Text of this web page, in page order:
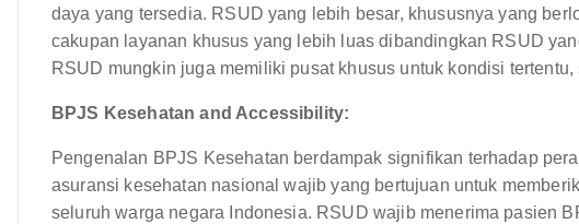
daya yang tersedia. RSUD yang lebih besar, khususnya yang
cakupan layanan khusus yang lebih luas dibandingkan RSUD
RSUD mungkin juga memiliki pusat khusus untuk kondisi
BPJS Kesehatan and Accessibility:
Pengenalan BPJS Kesehatan berdampak signifikan terhadap
asuransi kesehatan nasional wajib yang bertujuan untuk
seluruh warga negara Indonesia. RSUD wajib menerima pasien